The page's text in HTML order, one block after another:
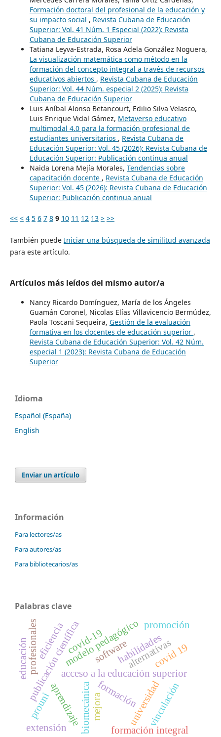
Formación doctoral del profesional de la educación y
su impacto social , Revista Cubana de Educación
Superior: Vol. 41 Núm. 1 Especial (2022): Revista
Cubana de Educación Superior
Tatiana Leyva-Estrada, Rosa Adela González Noguera,
La visualización matemática como método en la
formación del concepto integral a través de recursos
educativos abiertos , Revista Cubana de Educación
Superior: Vol. 44 Núm. especial 2 (2025): Revista
Cubana de Educación Superior
Luis Aníbal Alonso Betancourt, Edilio Silva Velasco,
Luis Enrique Vidal Gámez, Metaverso educativo
multimodal 4.0 para la formación profesional de
estudiantes universitarios , Revista Cubana de
Educación Superior: Vol. 45 (2026): Revista Cubana de
Educación Superior: Publicación continua anual
Naida Lorena Mejía Morales, Tendencias sobre
capacitación docente , Revista Cubana de Educación
Superior: Vol. 45 (2026): Revista Cubana de Educación
Superior: Publicación continua anual
<< < 4 5 6 7 8 9 10 11 12 13 > >>
También puede Iniciar una búsqueda de similitud avanzada
para este artículo.
Artículos más leídos del mismo autor/a
Nancy Ricardo Domínguez, María de los Ángeles
Guamán Coronel, Nicolas Elías Villavicencio Bermúdez,
Paola Toscani Sequeira, Gestión de la evaluación
formativa en los docentes de educación superior ,
Revista Cubana de Educación Superior: Vol. 42 Núm.
especial 1 (2023): Revista Cubana de Educación
Superior
Idioma
Español (España)
English
Enviar un artículo
Información
Para lectores/as
Para autores/as
Para bibliotecarios/as
Palabras clave
acceso a la educación superior
software
publicación científica
universidad
formación
modelo pedagógico
profesionales
biomecánica
habilidades
aprendizaje
extensión formación integral
vinculación
alternativas
mejora
educación covid-19
prouni
eficiencia promoción
covid 19